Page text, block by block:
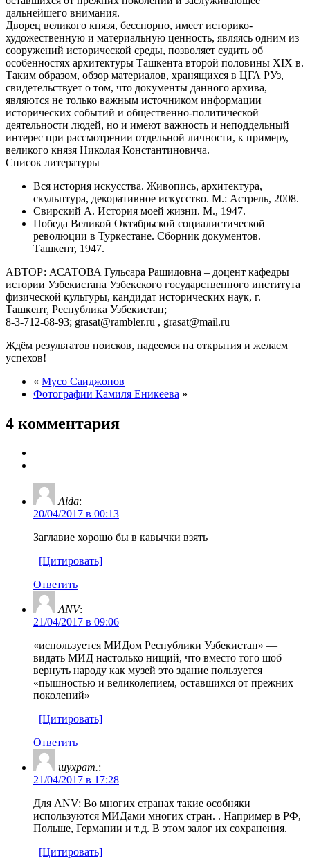
дальнейшего внимания.
Дворец великого князя, бесспорно, имеет историко-
художественную и материальную ценность, являясь одним из
сооружений исторической среды, позволяет судить об
особенностях архитектуры Ташкента второй половины XIX в.
Таким образом, обзор материалов, хранящихся в ЦГА РУз,
свидетельствует о том, что документы данного архива,
являются не только важным источником информации
исторических событий и общественно-политической
деятельности людей, но и имеют важность и неподдельный
интерес при рассмотрении отдельной личности, к примеру,
великого князя Николая Константиновича.
Список литературы
Вся история искусства. Живопись, архитектура,
скульптура, декоративное искусство. М.: Астрель, 2008.
Свирский А. История моей жизни. М., 1947.
Победа Великой Октябрьской социалистической
революции в Туркестане. Сборник документов.
Ташкент, 1947.
АВТОР: АСАТОВА Гульсара Рашидовна – доцент кафедры
истории Узбекистана Узбекского государственного института
физической культуры, кандидат исторических наук, г.
Ташкент, Республика Узбекистан;
8-3-712-68-93; grasat@rambler.ru , grasat@mail.ru
Ждём результатов поисков, надеемся на открытия и желаем
успехов!
« Мусо Саиджонов
Фотографии Камиля Еникеева »
4 комментария
Aida:
20/04/2017 в 00:13
Заглавие хорошо бы в кавычки взять
[Цитировать]
Ответить
ANV:
21/04/2017 в 09:06
«используется МИДом Республики Узбекистан» —
видать МИД настолько нищий, что вместо того шоб
вернуть народу как музей это здание пользуется
«пышностью и великолепием, оставшихся от прежних
поколений»
[Цитировать]
Ответить
шухрат.:
21/04/2017 в 17:28
Для ANV: Во многих странах такие особняки
используются МИДами многих стран. . Например в РФ,
Польше, Германии и т.д. В этом залог их сохранения.
[Цитировать]